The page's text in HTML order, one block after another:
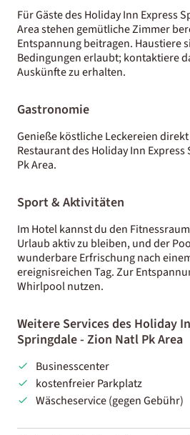
Für Gäste des Holiday Inn Express
Area stehen gemütliche Zimmer
Entspannung beitragen. Haustiere
Bedingungen erlaubt; kontaktiere
Auskünfte zu erhalten.
Gastronomie
Genieße köstliche Leckereien
Restaurant des Holiday Inn
Pk Area.
Sport & Aktivitäten
Im Hotel kannst du den
Urlaub aktiv zu bleiben, und der
wunderbare Erfrischung nach
ereignisreichen Tag. Zur
Whirlpool nutzen.
Weitere Services des Holiday
Springdale - Zion Natl Pk Area
Businesscenter
kostenfreier Parkplatz
Wäscheservice (gegen Gebühr)